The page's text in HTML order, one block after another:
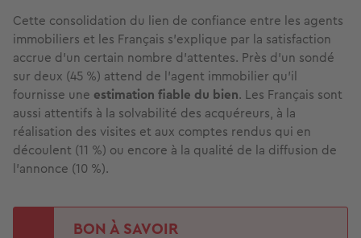
Cette consolidation du lien de confiance entre les agents
immobiliers et les Français s’explique par la satisfaction
accrue d’un certain nombre d’attentes. Près d'un sondé
sur deux (45 %) attend de l’agent immobilier qu'il
fournisse une estimation fiable du bien. Les Français sont
aussi attentifs à la solvabilité des acquéreurs, à la
réalisation des visites et aux comptes rendus qui en
découlent (11 %) ou encore à la qualité de la diffusion de
l’annonce (10 %).
BON À SAVOIR